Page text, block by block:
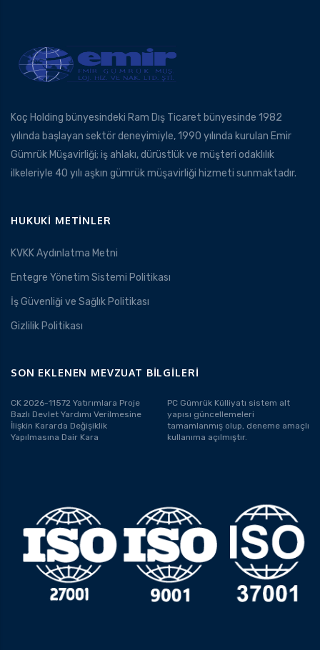
Koç Holding bünyesindeki Ram Dış Ticaret bünyesinde 1982
yılında başlayan sektör deneyimiyle, 1990 yılında kurulan Emir
Gümrük Müşavirliği; iş ahlakı, dürüstlük ve müşteri odaklılık
ilkeleriyle 40 yılı aşkın gümrük müşavirliği hizmeti sunmaktadır.
HUKUKI METINLER
KVKK Aydınlatma Metni
Entegre Yönetim Sistemi Politikası
İş Güvenliği ve Sağlık Politikası
Gizlilik Politikası
SON EKLENEN MEVZUAT BILGILERI
CK 2026-11572 Yatırımlara Proje
Bazlı Devlet Yardımı Verilmesine
İlişkin Kararda Değişiklik
Yapılmasına Dair Kara
PC Gümrük Külliyatı sistem alt
yapısı güncellemeleri
tamamlanmış olup, deneme amaçlı
kullanıma açılmıştır.